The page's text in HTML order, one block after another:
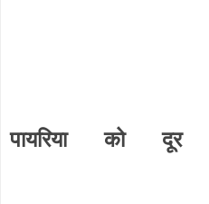
पायरिया को